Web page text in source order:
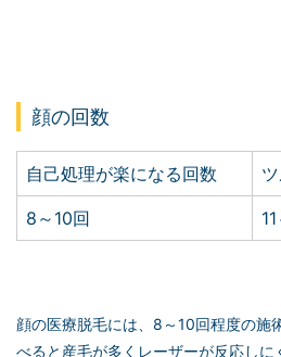
顔の回数
自己処理が楽になる回数
8～10回
顔の医療脱毛には、8～10回程度の施
べると産毛が多くレーザーが反応し